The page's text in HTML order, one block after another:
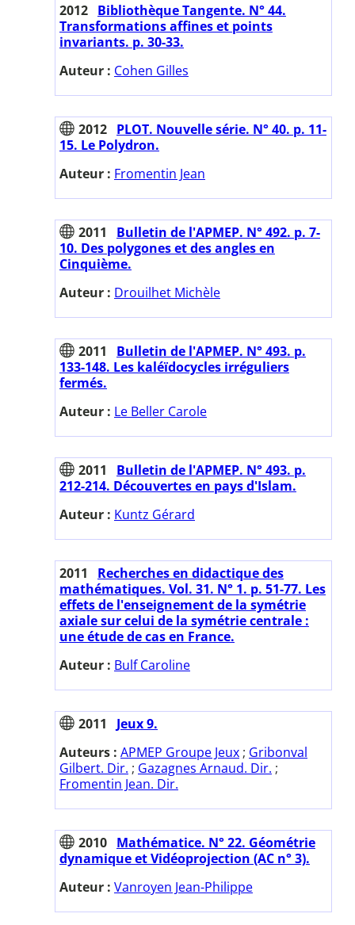
2012 Bibliothèque Tangente. N° 44.
Transformations affines et points
invariants. p. 30-33.
Auteur : Cohen Gilles
2012 PLOT. Nouvelle série. N° 40. p. 11-
15. Le Polydron.
Auteur : Fromentin Jean
2011
Bulletin de l'APMEP. N° 492. p. 7-
10. Des polygones et des angles en
Cinquième.
Auteur : Drouilhet Michèle
2011
Bulletin de l'APMEP. N° 493. p.
133-148. Les kaléïdocycles irréguliers
fermés.
Auteur : Le Beller Carole
2011
Bulletin de l'APMEP. N° 493. p.
212-214. Découvertes en pays d'Islam.
Auteur : Kuntz Gérard
2011
Recherches en didactique des
mathématiques. Vol. 31. N° 1. p. 51-77. Les
effets de l'enseignement de la symétrie
axiale sur celui de la symétrie centrale :
une étude de cas en France.
Auteur : Bulf Caroline
2011
Jeux 9.
Auteurs : APMEP Groupe Jeux ; Gribonval
Gilbert. Dir. ; Gazagnes Arnaud. Dir. ;
Fromentin Jean. Dir.
2010 Mathématice. N° 22. Géométrie
dynamique et Vidéoprojection (AC n° 3).
Auteur : Vanroyen Jean-Philippe